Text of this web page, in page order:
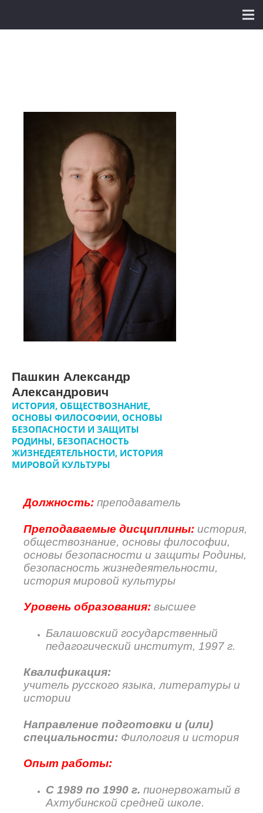
Пашкин Александр
Александрович
ИСТОРИЯ, ОБЩЕСТВОЗНАНИЕ,
ОСНОВЫ ФИЛОСОФИИ, ОСНОВЫ
БЕЗОПАСНОСТИ И ЗАЩИТЫ
РОДИНЫ, БЕЗОПАСНОСТЬ
ЖИЗНЕДЕЯТЕЛЬНОСТИ, ИСТОРИЯ
МИРОВОЙ КУЛЬТУРЫ
Должность: преподаватель
Преподаваемые дисциплины: история,
обществознание, основы философии,
основы безопасности и защиты Родины,
безопасность жизнедеятельности,
история мировой культуры
Уровень образования: высшее
Балашовский государственный
педагогический институт, 1997 г.
Квалификация:
учитель русского языка, литературы и
истории
Направление подготовки и (или)
специальности: Филология и история
Опыт работы:
С 1989 по 1990 г. пионервожатый в
Ахтубинской средней школе.